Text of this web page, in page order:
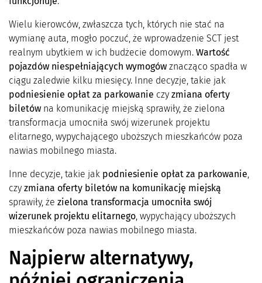
Wielu kierowców, zwłaszcza tych, których nie stać na
wymianę auta, mogło poczuć, że wprowadzenie SCT jest
realnym ubytkiem w ich budżecie domowym. Wartość
pojazdów niespełniających wymogów znacząco spadła w
ciągu zaledwie kilku miesięcy. Inne decyzje, takie jak
podniesienie opłat za parkowanie czy zmiana oferty
biletów na komunikację miejską sprawiły, że zielona
transformacja umocniła swój wizerunek projektu
elitarnego, wypychającego uboższych mieszkańców poza
nawias mobilnego miasta.
Inne decyzje, takie jak podniesienie opłat za parkowanie,
czy zmiana oferty biletów na komunikację miejską
sprawiły, że zielona transformacja umocniła swój
wizerunek projektu elitarnego, wypychający uboższych
mieszkańców poza nawias mobilnego miasta.
Najpierw alternatywy,